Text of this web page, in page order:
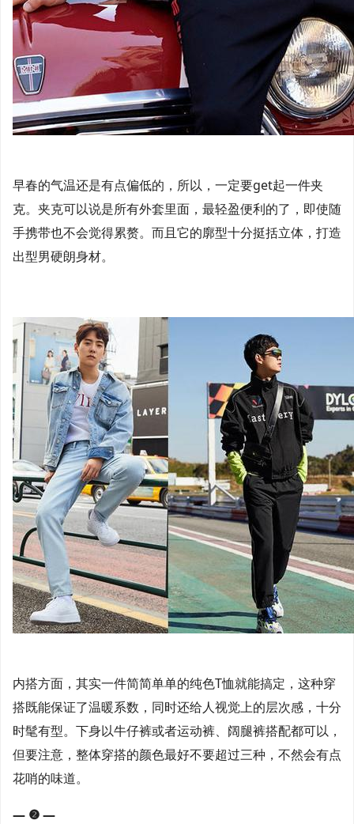
早春的气温还是有点偏低的，所以，一定要get起一件夹
克。夹克可以说是所有外套里面，最轻盈便利的了，即使随
手携带也不会觉得累赘。而且它的廓型十分挺括立体，打造
出型男硬朗身材。
内搭方面，其实一件简简单单的纯色T恤就能搞定，这种穿
搭既能保证了温暖系数，同时还给人视觉上的层次感，十分
时髦有型。下身以牛仔裤或者运动裤、阔腿裤搭配都可以，
但要注意，整体穿搭的颜色最好不要超过三种，不然会有点
花哨的味道。
— ❷ —